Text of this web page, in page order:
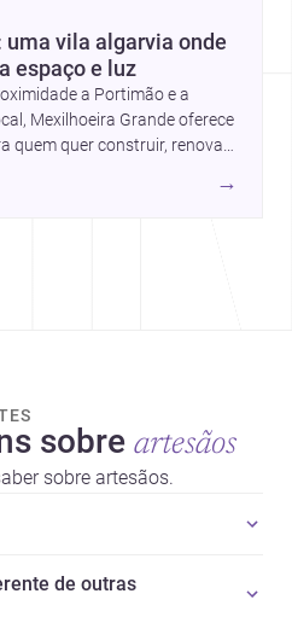
uma vila algarvia onde
espaço e luz
a Portimão e a
Mexilhoeira Grande oferece
quem quer construir, renovar
→
sobre artesãos
sobre artesãos.
de outras